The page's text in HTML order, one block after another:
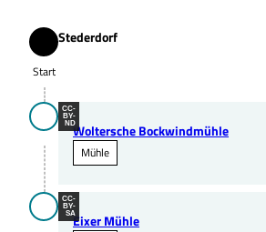
Start
Start
Stederdorf
CC-
BY-
NDWoltersche Bockwindmühle
Mühle
CC-
BY-
SAEixer Mühle